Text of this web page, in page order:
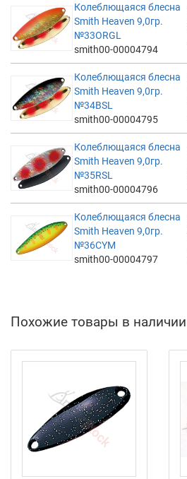
Колеблющаяся блесна
Smith Heaven 9,0гр.
№33ORGL
smith00-00004794
Колеблющаяся блесна
Smith Heaven 9,0гр.
№34BSL
smith00-00004795
Колеблющаяся блесна
Smith Heaven 9,0гр.
№35RSL
smith00-00004796
Колеблющаяся блесна
Smith Heaven 9,0гр.
№36CYM
smith00-00004797
Похожие товары в наличии